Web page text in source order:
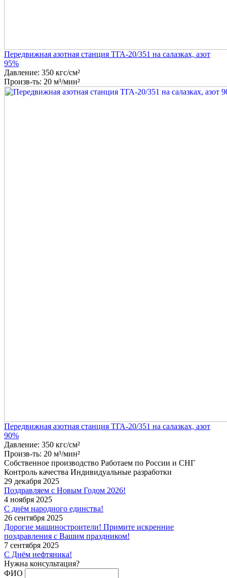
Передвижная азотная станция ТГА-20/351 на салазках, азот
95%
Давление: 350 кгс/см²
Произв-ть: 20 м³/мин²
Передвижная азотная станция ТГА-20/351 на салазках, азот
90%
Давление: 350 кгс/см²
Произв-ть: 20 м³/мин²
Собственное производство Работаем по России и СНГ
Контроль качества Индивидуальные разработки
29 декабря 2025
Поздравляем с Новым Годом 2026!
4 ноября 2025
С днём народного единства!
26 сентября 2025
Дорогие машиностроители! Примите искренние
поздравления с Вашим праздником!
7 сентября 2025
С Днём нефтяника!
Нужна консультация?
ФИО